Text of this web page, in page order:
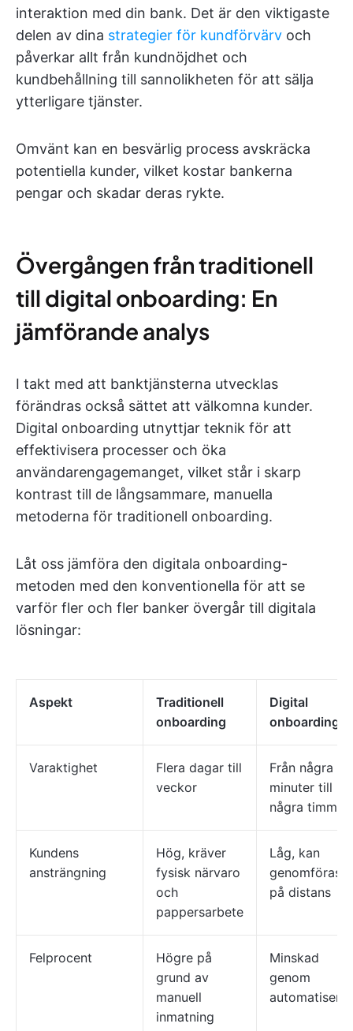
interaktion med din bank. Det är den viktigaste
delen av dina strategier för kundförvärv och
påverkar allt från kundnöjdhet och
kundbehållning till sannolikheten för att sälja
ytterligare tjänster.
Omvänt kan en besvärlig process avskräcka
potentiella kunder, vilket kostar bankerna
pengar och skadar deras rykte.
Övergången från traditionell
till digital onboarding: En
jämförande analys
I takt med att banktjänsterna utvecklas
förändras också sättet att välkomna kunder.
Digital onboarding utnyttjar teknik för att
effektivisera processer och öka
användarengagemanget, vilket står i skarp
kontrast till de långsammare, manuella
metoderna för traditionell onboarding.
Låt oss jämföra den digitala onboarding-
metoden med den konventionella för att se
varför fler och fler banker övergår till digitala
lösningar:
Aspekt
Traditionell
onboarding
Digital
onboarding
Varaktighet
Flera dagar till
veckor
Från några
minuter till
några timmar
Kundens
ansträngning
Hög, kräver
fysisk närvaro
och
pappersarbete
Låg, kan
genomföras
på distans
Felprocent
Högre på
grund av
manuell
inmatning
Minskad
genom